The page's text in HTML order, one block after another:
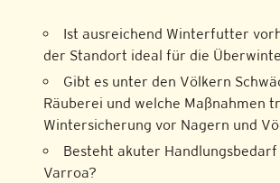
Ist ausreichend Winterfutter
der Standort ideal für die
Gibt es unter den Völkern
Räuberei und welche Maßnahmen
Wintersicherung vor Nagern und
Besteht akuter
Varroa?